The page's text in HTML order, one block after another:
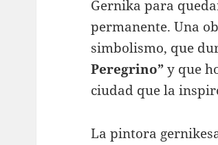
Gernika para
permanente. Una
simbolismo, que
Peregrino”y que
ciudad que la
La pintora